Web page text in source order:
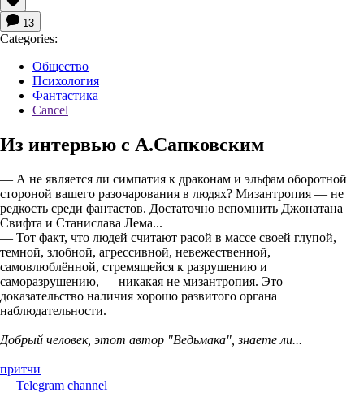
13
Categories:
Общество
Психология
Фантастика
Cancel
Из интервью с А.Сапковским
— А не является ли симпатия к драконам и эльфам оборотной
стороной вашего разочарования в людях? Мизантропия — не
редкость среди фантастов. Достаточно вспомнить Джонатана
Свифта и Станислава Лема...
— Тот факт, что людей считают расой в массе своей глупой,
темной, злобной, агрессивной, невежественной,
самовлюблённой, стремящейся к разрушению и
саморазрушению, — никакая не мизантропия. Это
доказательство наличия хорошо развитого органа
наблюдательности.
Добрый человек, этот автор "Ведьмака", знаете ли...
притчи
Telegram channel